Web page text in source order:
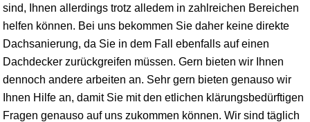
sind, Ihnen allerdings trotz alledem in zahlreichen Bereichen
helfen können. Bei uns bekommen Sie daher keine direkte
Dachsanierung, da Sie in dem Fall ebenfalls auf einen
Dachdecker zurückgreifen müssen. Gern bieten wir Ihnen
dennoch andere arbeiten an. Sehr gern bieten genauso wir
Ihnen Hilfe an, damit Sie mit den etlichen klärungsbedürftigen
Fragen genauso auf uns zukommen können. Wir sind täglich